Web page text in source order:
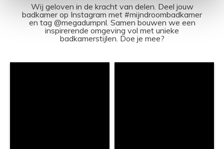
Wij geloven in de kracht van delen. Deel jouw
badkamer op Instagram met #mijndroombadkamer
en tag @megadumpnl. Samen bouwen we een
inspirerende omgeving vol met unieke
badkamerstijlen. Doe je mee?